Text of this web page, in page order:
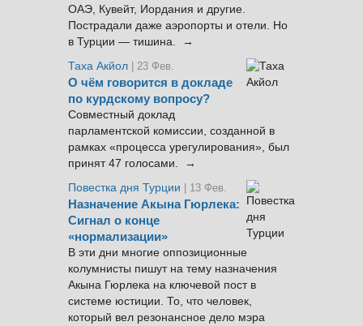
ОАЭ, Кувейт, Иордания и другие.
Пострадали даже аэропорты и отели. Но
в Турции — тишина. →
Таха Акйол | 23 Фев.
О чём говорится в докладе
по курдскому вопросу?
Совместный доклад
парламентской комиссии, созданной в
рамках «процесса урегулирования», был
принят 47 голосами. →
Повестка дня Турции
| 13 Фев.
Назначение Акына Гюрлека:
Сигнал о конце
«нормализации»
В эти дни многие оппозиционные
колумнисты пишут на тему назначения
Акына Гюрлека на ключевой пост в
системе юстиции. То, что человек,
который вел резонансное дело мэра